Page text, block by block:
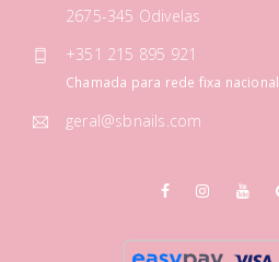
2675-345 Odivelas
+351 215 895 921
Chamada para rede fixa nacional
geral@sbnails.com